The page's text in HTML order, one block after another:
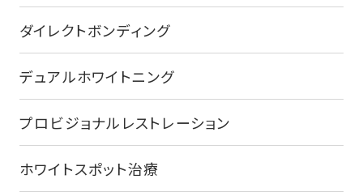
ダイレクトボンディング
デュアルホワイトニング
プロビジョナルレストレーション
ホワイトスポット治療